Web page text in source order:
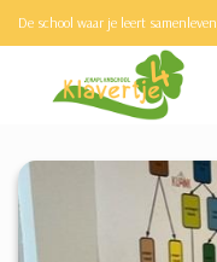
De school waar je leert samenleven